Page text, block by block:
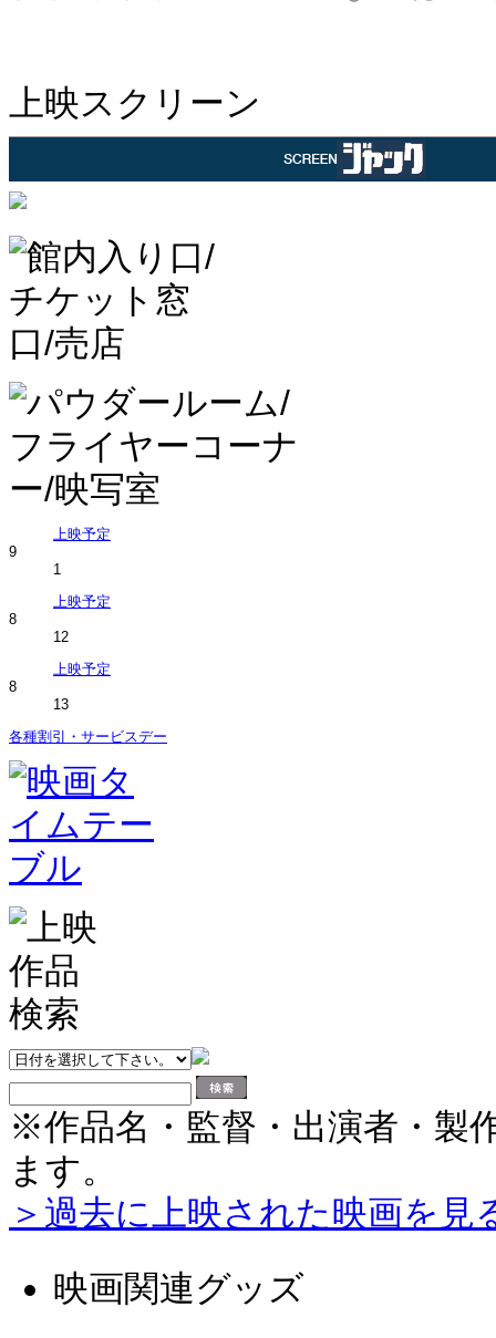
上映スクリーン
上映予定
9
1
上映予定
8
12
上映予定
8
13
各種割引・サービスデー
※作品名・監督・出演者・製
ます。
＞過去に上映された映画を見
映画関連グッズ